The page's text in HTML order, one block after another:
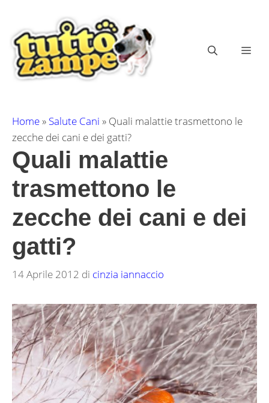
contenuto
Home» Salute Cani » Quali malattie trasmettono le
zecche dei cani e dei gatti?
Quali malattie
trasmettono le
zecche dei cani e dei
gatti?
14 Aprile 2012 di cinzia iannaccio